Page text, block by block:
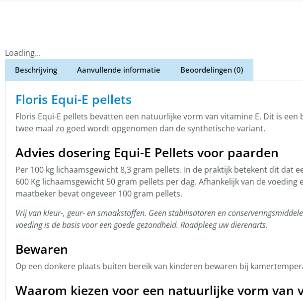
Loading...
Beschrijving Aanvullende informatie Beoordelingen (0)
Floris Equi-E pellets
Floris Equi-E pellets bevatten een natuurlijke vorm van vitamine E. Dit is
twee maal zo goed wordt opgenomen dan de synthetische variant.
Advies dosering Equi-E Pellets voor paarden
Per 100 kg lichaamsgewicht 8,3 gram pellets. In de praktijk betekent dit dat
600 Kg lichaamsgewicht 50 gram pellets per dag. Afhankelijk van de
maatbeker bevat ongeveer 100 gram pellets.
Vrij van kleur-, geur- en smaakstoffen. Geen stabilisatoren en
voeding is de basis voor een goede gezondheid. Raadpleeg uw dierenarts.
Bewaren
Op een donkere plaats buiten bereik van kinderen bewaren bij
Waarom kiezen voor een natuurlijke vorm van